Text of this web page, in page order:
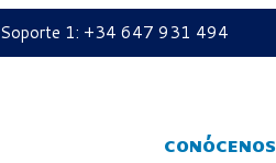
Soporte 1: +34 647 931 494
CONÓCENOS